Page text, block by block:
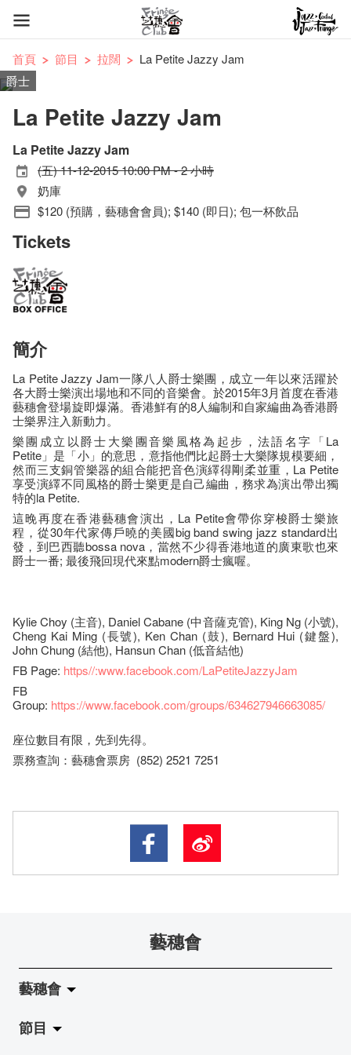
首頁 節目 拉闊
La Petite Jazzy Jam
爵士
La Petite Jazzy Jam
La Petite Jazzy Jam
(五) 11-12-2015 10:00 PM - 2 小時
奶庫
$120 (預購，藝穗會會員); $140 (即日); 包一杯飲品
Tickets
簡介
La Petite Jazzy Jam一隊八人爵士樂團，成立一年以來活躍於
各大爵士樂演出場地和不同的音樂會。於2015年3月首度在香港
藝穗會登場旋即爆滿。香港鮮有的8人編制和自家編曲為香港爵
士樂界注入新動力。
樂團成立以爵士大樂團音樂風格為起步，法語名字「La
Petite」是「小」的意思，意指他們比起爵士大樂隊規模要細，
然而三支銅管樂器的組合能把音色演繹得剛柔並重，La Petite
享受演繹不同風格的爵士樂更是自己編曲，務求為演出帶出獨
特的la Petite.
這晚再度在香港藝穗會演出，La Petite會帶你穿梭爵士樂旅
程，從30年代家傳戶曉的美國big band swing jazz standard出
發，到巴西聽bossa nova，當然不少得香港地道的廣東歌也來
爵士一番; 最後飛回現代來點modern爵士瘋喔。
Kylie Choy (主音), Daniel Cabane (中音薩克管), King Ng (小號),
Cheng Kai Ming (長號), Ken Chan (鼓), Bernard Hui (鍵盤),
John Chung (結他), Hansun Chan (低音結他)
FB Page: https//:www.facebook.com/LaPetiteJazzyJam
FB
Group: https://www.facebook.com/groups/634627946663085/
座​位​數目​有​限​，先到先得。
票務查詢：藝穗會票房 (852) 2521 7251
藝穗會
藝穗會
關於藝穗會
節目